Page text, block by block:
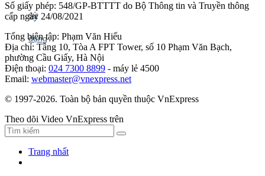
Số giấy phép: 548/GP-BTTTT do Bộ Thông tin và Truyền thông
cấp ngày 24/08/2021
Tổng biên tập: Phạm Văn Hiếu
Địa chỉ: Tầng 10, Tòa A FPT Tower, số 10 Phạm Văn Bạch,
phường Cầu Giấy, Hà Nội
Điện thoại: 024 7300 8899 - máy lẻ 4500
Email: webmaster@vnexpress.net
© 1997-2026. Toàn bộ bản quyền thuộc VnExpress
Theo dõi Video VnExpress trên
Trang nhất